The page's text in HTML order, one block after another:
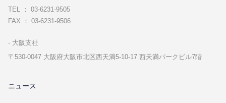
TEL ： 03-6231-9505
FAX ： 03-6231-9506
⼤阪⽀社
〒530-0047 ⼤阪府⼤阪市北区⻄天満5-10-17 ⻄天満パークビル7階
ニュース